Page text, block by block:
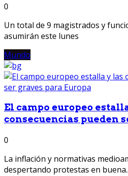
0
Un total de 9 magistrados y
asumirán este lunes
Mundo
El campo europeo
consecuencias pueden
0
La inflación y normativas
despertando protestas en